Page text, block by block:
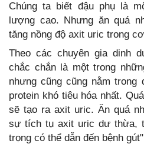
Chúng ta biết đậu phụ là
lượng cao. Nhưng ăn quá
tăng nồng độ axit uric trong
Theo các chuyên gia dinh
chắc chắn là một trong
nhưng cũng cũng nằm trong
protein khó tiêu hóa nhất.
sẽ tạo ra axit uric. Ăn quá
sự tích tụ axit uric dư thừa,
trọng có thể dẫn đến bệnh